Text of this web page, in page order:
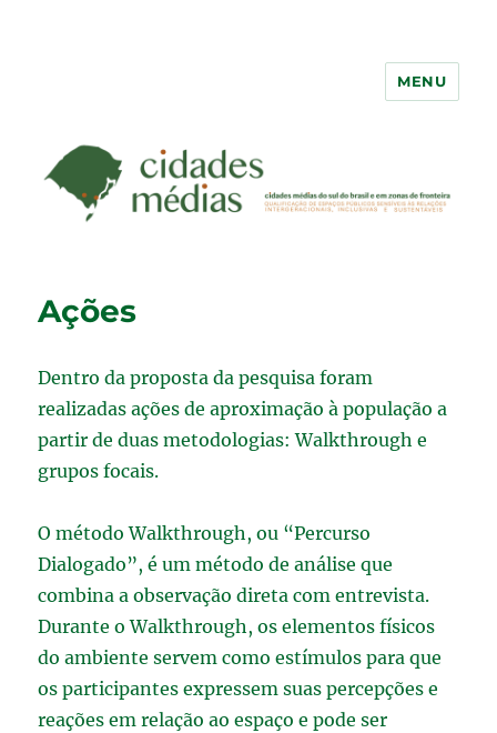
MENU
Ações
Dentro da proposta da pesquisa foram
realizadas ações de aproximação à população a
partir de duas metodologias: Walkthrough e
grupos focais.
O método Walkthrough, ou “Percurso
Dialogado”, é um método de análise que
combina a observação direta com entrevista.
Durante o Walkthrough, os elementos físicos
do ambiente servem como estímulos para que
os participantes expressem suas percepções e
reações em relação ao espaço e pode ser